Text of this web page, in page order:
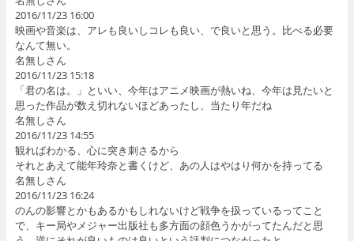
2016/11/23 16:00
映画や音楽は、アレも良いしコレも良い、で良いと思う。比べる必要
なんて無い。
名無しさん
2016/11/23 15:18
「君の名は。」といい、今年はアニメ映画が熱いね、今年は見たいと
思った作品が数え切れないほどあったし、当たり年だね
名無しさん
2016/11/23 14:55
観ればわかる、心に突き刺さるから
それとあえて能年玲奈と書くけど、あの人はやはり何かを持ってる
名無しさん
2016/11/23 16:24
のんの影響とかもあるかもしれないけど戦争を扱っているってこと
で、キー局やメジャー出版社も多方面の顔色うかがってたんだと思